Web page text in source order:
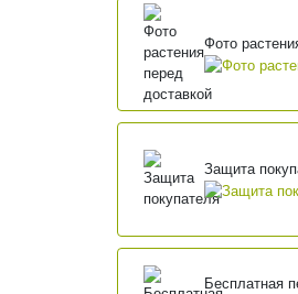
Фото
Защита
Бесплатная